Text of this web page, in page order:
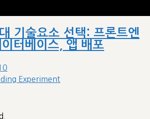
기술요소 선택: 프론트엔
터베이스, 앱 배포
Experiment